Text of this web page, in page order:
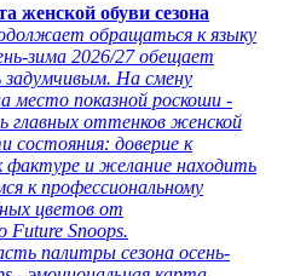
женской обуви сезона
обращаться к языку
зима 2026/27 обещает
На смену
место показной роскоши -
главных оттенков женской
доверие к
фактуре и желание находить
к профессиональному
цветов от
Snoops.
палитры сезона осень-